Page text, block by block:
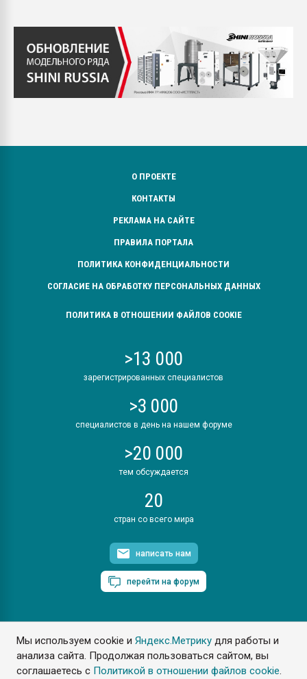
Мы используем cookie иЯндекс.Метрику для работы и
анализа сайта. Продолжая пользоваться сайтом, вы
соглашаетесь с Политикой в отношении файлов cookie.
О ПРОЕКТЕ
КОНТАКТЫ
РЕКЛАМА НА САЙТЕ
ПРАВИЛА ПОРТАЛА
ПОЛИТИКА КОНФИДЕНЦИАЛЬНОСТИ
СОГЛАСИЕ НА ОБРАБОТКУ ПЕРСОНАЛЬНЫХ ДАННЫХ
ПОЛИТИКА В ОТНОШЕНИИ ФАЙЛОВ COOKIE
>13 000
зарегистрированных специалистов
>3 000
специалистов в день на нашем форуме
>20 000
тем обсуждается
20
стран со всего мира
написать нам
перейти на форум
ПластЭксперт © 2006. Все права защищены
Разрешается копирование материалов сайта с обязательной
ссылкой на www.e-plastic.ru